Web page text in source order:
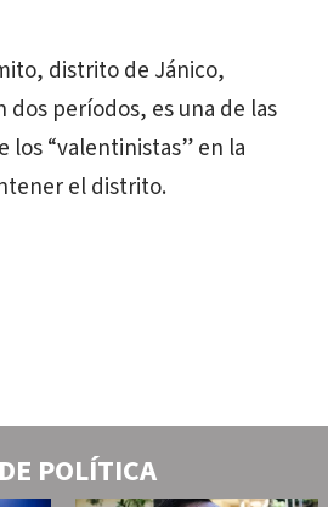
distrito de Jánico,
dos períodos, es una de las
los “valentinistas” en la
el distrito.
POLÍTICA